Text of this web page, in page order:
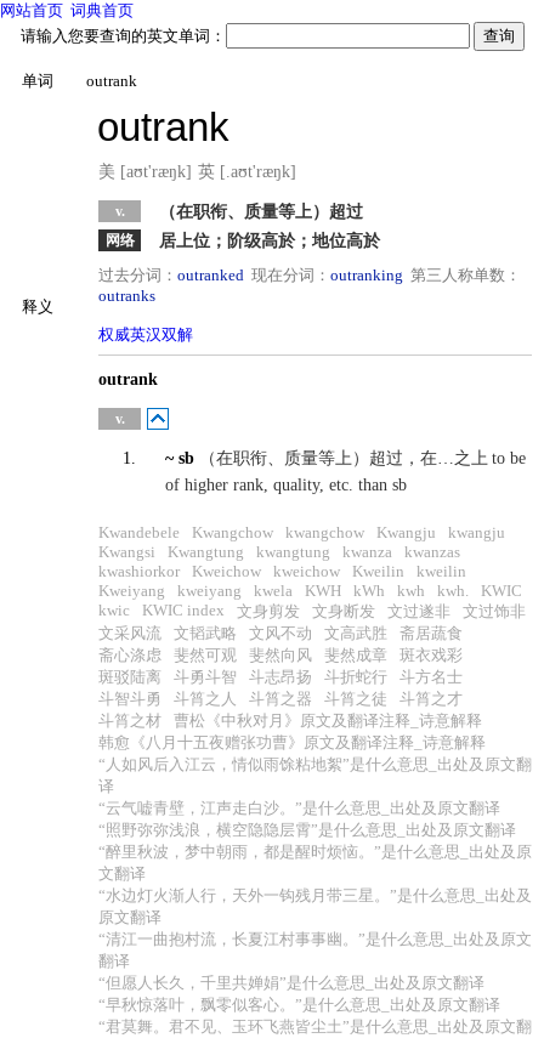
网站首页 词典首页
请输入您要查询的英文单词：
单词 outrank
释义
outrank
美 [aʊt'ræŋk] 英 [.aʊt'ræŋk]
v. （在职衔、质量等上）超过
网络
居上位；阶级高於；地位高於
过去分词： outranked 现在分词： outranking 第三人称单数：
outranks
权威英汉双解
outrank
v.
1. ~ sb （在职衔、质量等上）超过，在…之上 to be
of higher rank, quality, etc. than sb
Kwandebele Kwangchow kwangchow Kwangju
kwangju
Kwangsi
Kwangtung kwangtung kwanza
kwanzas
kwashiorkor
Kweichow kweichow Kweilin
kweilin
Kweiyang
kweiyang kwela KWH kWh kwh kwh.
KWIC
kwic
KWIC index 文身剪发 文身断发 文过遂非
文过饰非
文采风流
文韬武略 文风不动 文高武胜
斋居蔬食
斋心涤虑
斐然可观 斐然向风 斐然成章
斑衣戏彩
斑驳陆离
斗勇斗智 斗志昂扬 斗折蛇行
斗方名士
斗智斗勇
斗筲之人 斗筲之器 斗筲之徒
斗筲之才
斗筲之材
曹松《中秋对月》原文及翻译注释_诗意解释
韩愈《八月十五夜赠张功曹》原文及翻译注释_诗意解释
“人如风后入江云，情似雨馀粘地絮”是什么意思_出处及原文翻
译
“云气嘘青壁，江声走白沙。”是什么意思_出处及原文翻译
“照野弥弥浅浪，横空隐隐层霄”是什么意思_出处及原文翻译
“醉里秋波，梦中朝雨，都是醒时烦恼。”是什么意思_出处及原
文翻译
“水边灯火渐人行，天外一钩残月带三星。”是什么意思_出处及
原文翻译
“清江一曲抱村流，长夏江村事事幽。”是什么意思_出处及原文
翻译
“但愿人长久，千里共婵娟”是什么意思_出处及原文翻译
“早秋惊落叶，飘零似客心。”是什么意思_出处及原文翻译
“君莫舞。君不见、玉环飞燕皆尘土”是什么意思_出处及原文翻